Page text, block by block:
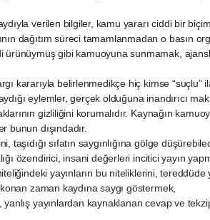
verilen bilgiler, kamu yararı ciddi bir
dağıtım süreci tamamlanmadan o basın
ürünüymüş gibi kamuoyuna sunmamak,
kararıyla belirlenmedikçe hiç kimse “suçlu”
eylemler, gerçek olduğuna inandırıcı
gizliliğini korumalıdır. Kaynağın
bunun dışındadır.
taşıdığı sıfatın saygınlığına gölge
özendirici, insani değerleri incitici yayın
yayınların bu niteliklerini,
zaman kaydına saygı göstermek,
yanlış yayınlardan kaynaklanan cevap ve